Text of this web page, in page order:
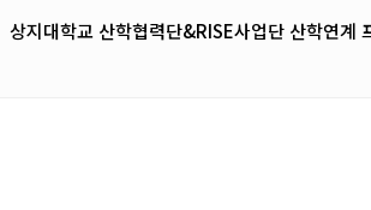
상지대학교 산학협력단&RISE사업단 산학연계